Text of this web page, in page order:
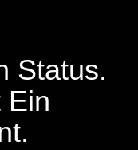
Status.
Ein